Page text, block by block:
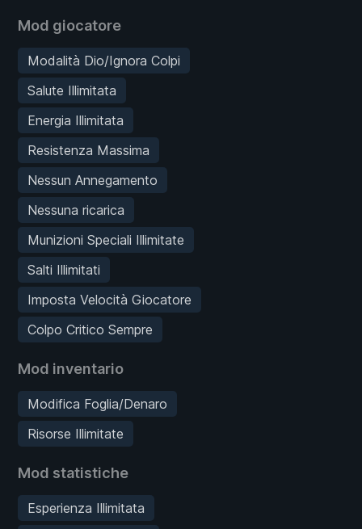
Mod giocatore
Modalità Dio/Ignora Colpi
Salute Illimitata
Energia Illimitata
Resistenza Massima
Nessun Annegamento
Nessuna ricarica
Munizioni Speciali Illimitate
Salti Illimitati
Imposta Velocità Giocatore
Colpo Critico Sempre
Mod inventario
Modifica Foglia/Denaro
Risorse Illimitate
Mod statistiche
Esperienza Illimitata